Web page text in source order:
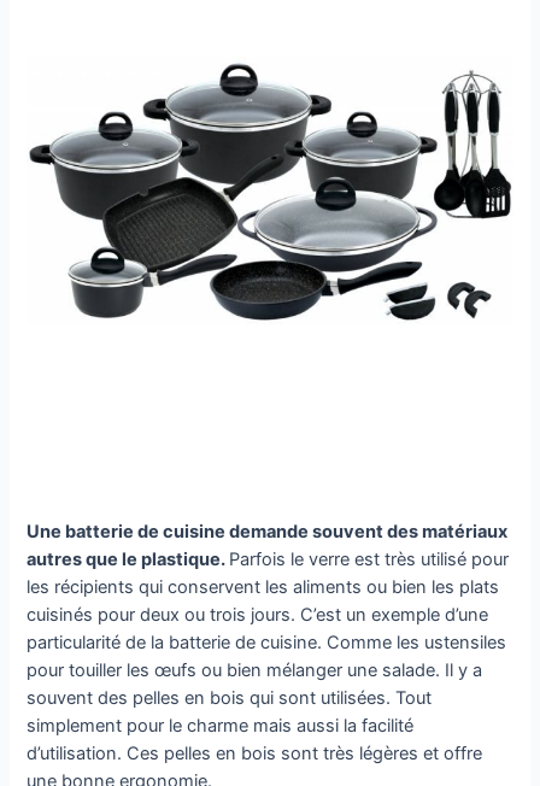
Une batterie de cuisine demande souvent des matériaux
autres que le plastique. Parfois le verre est très utilisé pour
les récipients qui conservent les aliments ou bien les plats
cuisinés pour deux ou trois jours. C’est un exemple d’une
particularité de la batterie de cuisine. Comme les ustensiles
pour touiller les œufs ou bien mélanger une salade. Il y a
souvent des pelles en bois qui sont utilisées. Tout
simplement pour le charme mais aussi la facilité
d’utilisation. Ces pelles en bois sont très légères et offre
une bonne ergonomie.